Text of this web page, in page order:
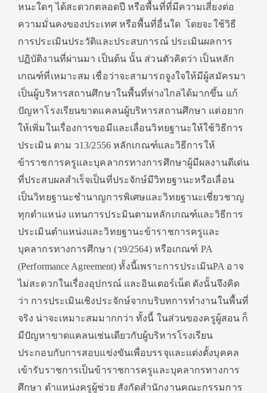
หนะใดๆ ได้สะดวกตลอดปี หรือพื้นที่ที่มีความเสี่ยงต่อ
ความมั่นคงของประเทศ หรือพื้นที่อื่นใด โดยจะใช้วิธี
การประเมินประวัติและประสบการณ์ ประเมินผลการ
ปฏิบัติงานที่ผ่านมา เป็นต้น นั้น ส่วนตัวคิดว่า เป็นหลัก
เกณฑ์ที่เหมาะสม เชื่อว่าจะสามารถจูงใจให้มีผู้สมัครมา
เป็นผู้บริหารสถานศึกษาในพื้นที่ห่างไกลได้มากขึ้น แก้
ปัญหาโรงเรียนขาดแคลนผู้บริหารสถานศึกษา แต่อยาก
ให้เพิ่มในเรื่องการขอมีและเลื่อนวิทยฐานะให้ใช้วิธีการ
ประเมิน ตาม ว13/2556 หลักเกณฑ์และวิธีการให้
ข้าราชการครูและบุคลากรทางการศึกษาผู้มีผลงานดีเด่น
ที่ประสบผลสำเร็จเป็นที่ประจักษ์มีวิทยฐานะหรือเลื่อน
เป็นวิทยฐานะชำนาญการพิเศษและวิทยฐานะเชี่ยวชาญ
ทุกตำแหน่ง แทนการประมินตามหลักเกณฑ์และวิธีการ
ประเมินตำแหน่งและวิทยฐานะข้าราชการครูและ
บุคลากรทางการศึกษา (ว9/2564) หรือเกณฑ์ PA
(Performance Agreement) ทั้งนี้เพราะการประเมินPA อาจ
ไม่สะดวกในเรื่องอุปกรณ์ และอินเตอร์เน็ต ดังนั้นจึงคิด
ว่า การประเมินเชิงประจักษ์จากบริบทการทำงานในพื้นที่
จริง น่าจะเหมาะสมมากกว่า ทั้งนี้ ในส่วนของครูผู้สอน ก็
มีปัญหาขาดแคลนเช่นเดียวกับผู้บริหารโรงเรียน
ประกอบกับการสอบแข่งขันเพื่อบรรจุและแต่งตั้งบุคคล
เข้ารับราชการเป็นข้าราชการครูและบุคลากรทางการ
ศึกษา ตำแหน่งครูผู้ช่วย สังกัดสำนักงานคณะกรรมการ